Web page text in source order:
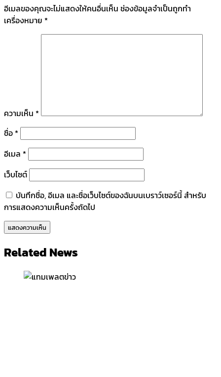
อีเมลของคุณจะไม่แสดงให้คนอื่นเห็น ช่องข้อมูลจำเป็นถูกทำ
เครื่องหมาย *
ความเห็น *
ชื่อ *
อีเมล *
เว็บไซต์
บันทึกชื่อ, อีเมล และชื่อเว็บไซต์ของฉันบนเบราว์เซอร์นี้ สำหรับ
การแสดงความเห็นครั้งถัดไป
Related News